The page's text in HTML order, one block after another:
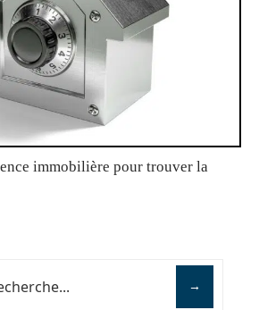
immobilière pour trouver la